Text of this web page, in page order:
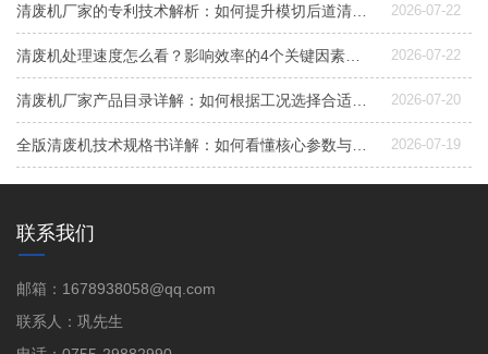
2026-07-22
2026-07-22
2026-07-20
2026-07-19
联系我们
邮箱：1678938058@qq.com
联系人：巩先生